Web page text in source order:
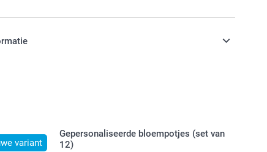
een warme dag
variant
Gepersonaliseerde bloempotjes (set van
12)